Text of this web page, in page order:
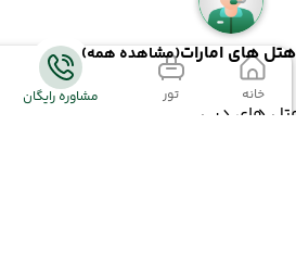
هتل های امارات(مشاهده همه)
های دبی
خانه تور مشاوره رایگان